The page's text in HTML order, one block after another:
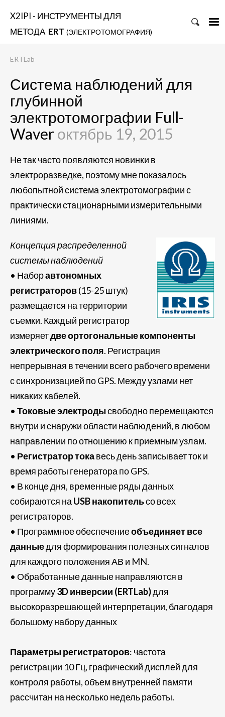
X2IPI - ИНСТРУМЕНТЫ ДЛЯ
МЕТОДА ERT (ЭЛЕКТРОТОМОГРАФИЯ)
ERTLab
Система наблюдений для
глубинной
электротомографии Full-
Waverоктябрь 19, 2015
Не так часто появляются новинки в
электроразведке, поэтому мне показалось
любопытной система электротомографии с
практически стационарными измерительными
линиями.
Концепция распределенной
системы наблюдений
• Наборавтономных
регистраторов(15-25 штук)
размещается на территории
съемки. Каждый регистратор
измеряетдве ортогональные компоненты
электрического поля. Регистрация
непрерывная в течении всего рабочего времени
с синхронизацией по GPS. Между узлами нет
никаких кабелей.
• Токовые электродысвободно перемещаются
внутри и снаружи области наблюдений, в любом
направлении по отношению к приемным узлам.
• Регистратор токавесь день записывает ток и
время работы генератора по GPS.
• В конце дня, временные ряды данных
собираются наUSB накопительсо всех
регистраторов.
• Программное обеспечениеобъединяет все
данныедля формирования полезных сигналов
для каждого положения АВ и MN.
• Обработанные данные направляются в
программу3D инверсии (ERTLab)для
высокоразрешающей интерпретации, благодаря
большому набору данных
Параметры регистраторов: частота
регистрации 10 Гц, графический дисплей для
контроля работы, объем внутренней памяти
рассчитан на несколько недель работы.